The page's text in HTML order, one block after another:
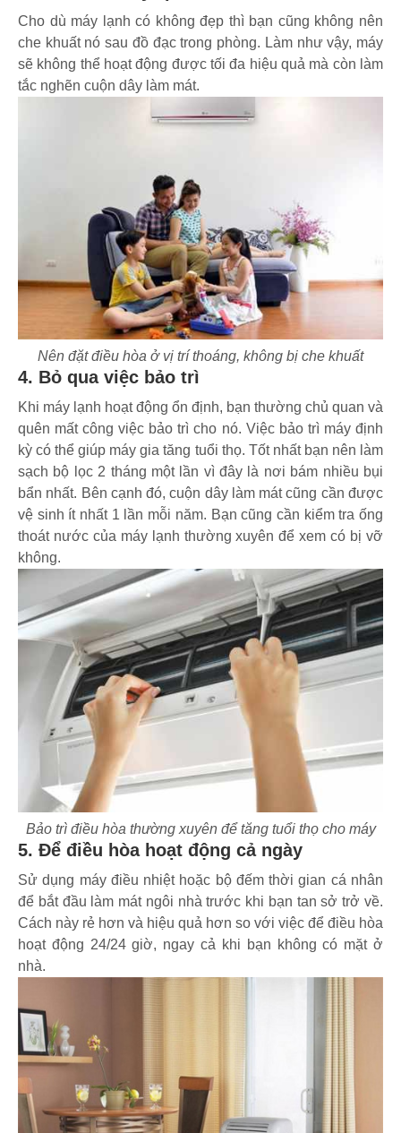
Cho dù máy lạnh có không đẹp thì bạn cũng không nên
che khuất nó sau đồ đạc trong phòng. Làm như vậy, máy
sẽ không thể hoạt động được tối đa hiệu quả mà còn làm
tắc nghẽn cuộn dây làm mát.
Nên đặt điều hòa ở vị trí thoáng, không bị che khuất
4. Bỏ qua việc bảo trì
Khi máy lạnh hoạt động ổn định, bạn thường chủ quan và
quên mất công việc bảo trì cho nó. Việc bảo trì máy định
kỳ có thể giúp máy gia tăng tuổi thọ. Tốt nhất bạn nên làm
sạch bộ lọc 2 tháng một lần vì đây là nơi bám nhiều bụi
bẩn nhất. Bên cạnh đó, cuộn dây làm mát cũng cần được
vệ sinh ít nhất 1 lần mỗi năm. Bạn cũng cần kiểm tra ống
thoát nước của máy lạnh thường xuyên để xem có bị vỡ
không.
Bảo trì điều hòa thường xuyên để tăng tuổi thọ cho máy
5. Để điều hòa hoạt động cả ngày
Sử dụng máy điều nhiệt hoặc bộ đếm thời gian cá nhân
để bắt đầu làm mát ngôi nhà trước khi bạn tan sở trở về.
Cách này rẻ hơn và hiệu quả hơn so với việc để điều hòa
hoạt động 24/24 giờ, ngay cả khi bạn không có mặt ở
nhà.